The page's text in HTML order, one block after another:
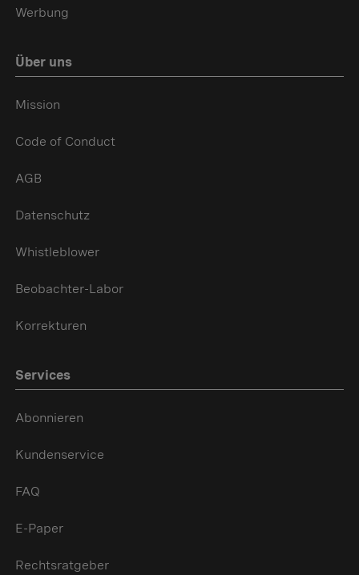
Werbung
Über uns
Mission
Code of Conduct
AGB
Datenschutz
Whistleblower
Beobachter-Labor
Korrekturen
Services
Abonnieren
Kundenservice
FAQ
E-Paper
Rechtsratgeber